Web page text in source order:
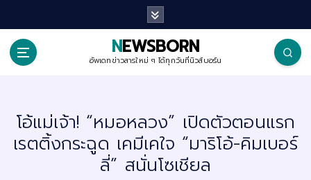
i
NEWSBORN
อัพเดทข่าวสารใหม่ ๆ ได้ทุกวันที่นิวส์บอร์น
โอ้แม่เจ้า! “หมอหลวง” เปิดตัวตอนแรก
เรตติ้งกระฉูด เคมีเคใจ “มาริโอ้-คิมเบอร์
ลี่” สนั่นโซเชียล